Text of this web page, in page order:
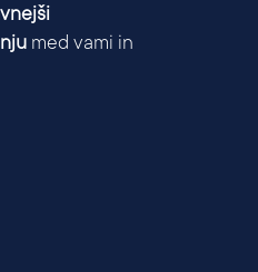
med vami in